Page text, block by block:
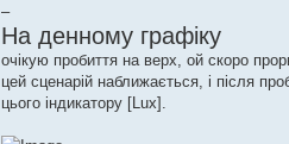
–
На денному графіку
очікую пробиття на верх, ой скоро
цей сценарій наближається, і після
цього індикатору [Lux].